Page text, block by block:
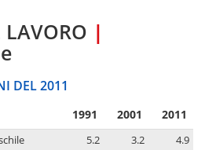
LAVORO |
DEL 2011
1991 2001 2011
5.2 3.2
4.9